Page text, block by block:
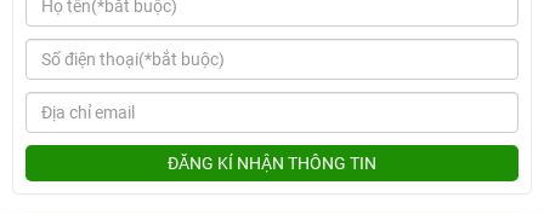
ĐĂNG KÍ NHẬN THÔNG TIN